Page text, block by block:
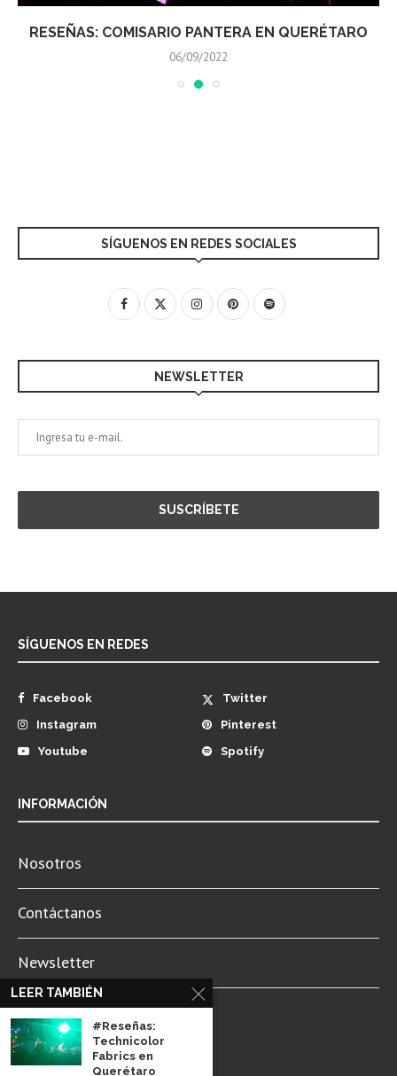
RESEÑAS: COMISARIO PANTERA EN QUERÉTARO
06/09/2022
SÍGUENOS EN REDES SOCIALES
NEWSLETTER
SÍGUENOS EN REDES
Facebook
Twitter
Instagram
Pinterest
Youtube
Spotify
INFORMACIÓN
Nosotros
Contáctanos
Newsletter
Aviso de Privacidad
LEER TAMBIÉN
#Reseñas:
Technicolor
Fabrics en
Querétaro